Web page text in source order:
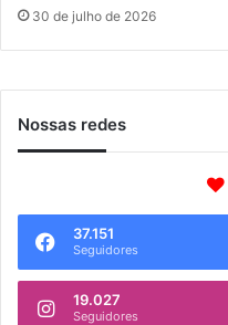
o 30 de julho de 2026
Nossas redes
37.151
Seguidores
19.027
Seguidores